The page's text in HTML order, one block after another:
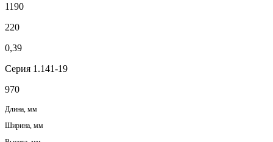
1190
220
0,39
Серия 1.141-19
970
Длина, мм
Ширина, мм